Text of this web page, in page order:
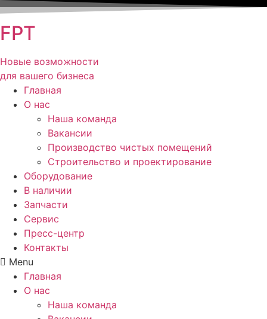
FPT
Новые возможности
для вашего бизнеса
Главная
О нас
Наша команда
Вакансии
Производство чистых помещений
Строительство и проектирование
Оборудование
В наличии
Запчасти
Сервис
Пресс-центр
Контакты
Menu
Главная
О нас
Наша команда